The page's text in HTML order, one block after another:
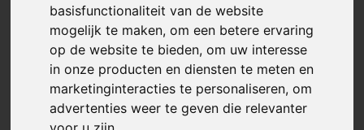
basisfunctionaliteit van de website
mogelijk te maken,om een betere ervaring
op de website te bieden,om uw interesse
in onze producten en diensten te meten en
marketinginteracties te personaliseren,om
advertenties weer te geven die relevanter
Artikelcode:03010101